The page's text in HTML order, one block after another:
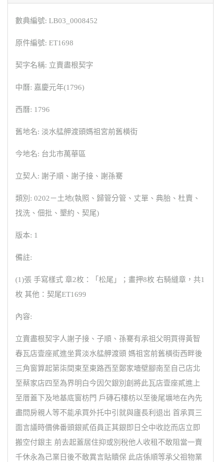
數典編號: LB03_0008452
原件編號: ET1698
契字名稱: 立賣盡根契字
中曆: 嘉慶元年(1796)
西曆: 1796
舊地名: 淡水艋舺渡頭媽祖宮前舊橫街
今地名: 台北市萬華區
立契人: 謝子順、謝子接、謝孫騫
類別: 0202－土地(執照、歸管分管、丈單、典胎、杜賣、
找洗、佃批、墾約、契尾)
版本: 1
備註:
(1)張 手寫樣式 章2枚：「松尾」；畫押8枚 右騎縫章，共1
枚 其他：契尾ET1699
內容:
立賣盡根契字人謝子接、子順、孫騫有承祖父明買得黃智
春瓦店壹座貳進坐貫淡水艋舺渡頭 媽祖宮前舊橫街西畔後
三角窗算起第柒間東至東路西至鄭家墻壁腳南至自己店北
至蔡家店四至為界明白今因欠銀別創將此瓦店壹座貳進上
至厝蓋下及地基底窗枋門 戶磚石樓枋以至後尾壙地在內先
盡問房親人等不能承買外托中引就與廬長利退出 首承買三
面言議時價佛番頭銀貳佰員正其銀即日仝中收訖而店立即
搬空付銀主 前去起蓋居住抑或別稅他人收租不敢阻當一賣
千休永為己業日後不敢異言貼贖保 此店係順等承父祖物業